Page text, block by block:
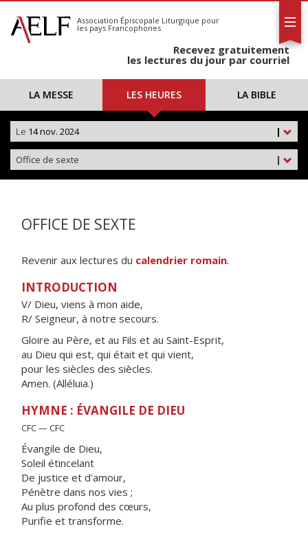
S'abonner
Calendrier
Association Épiscopale Liturgique pour
les pays Francophones
Recevez gratuitement
les lectures du jour par courriel
LA MESSE LES HEURES LA BIBLE
|
Le 14 nov. 2024
|
Office de sexte
OFFICE DE SEXTE
Revenir aux lectures du calendrier romain.
INTRODUCTION
V/ Dieu, viens à mon aide,
R/ Seigneur, à notre secours.
Gloire au Père, et au Fils et au Saint-Esprit,
au Dieu qui est, qui était et qui vient,
pour les siècles des siècles.
Amen. (Alléluia.)
HYMNE : ÉVANGILE DE DIEU
CFC — CFC
Évangile de Dieu,
Soleil étincelant
De justice et d'amour,
Pénètre dans nos vies ;
Au plus profond des cœurs,
Purifie et transforme.